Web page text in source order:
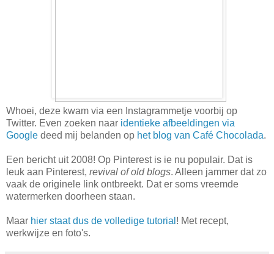
Whoei, deze kwam via een Instagrammetje voorbij op
Twitter. Even zoeken naar identieke afbeeldingen via
Google deed mij belanden op het blog van Café Chocolada.
Een bericht uit 2008! Op Pinterest is ie nu populair. Dat is
leuk aan Pinterest, revival of old blogs. Alleen jammer dat zo
vaak de originele link ontbreekt. Dat er soms vreemde
watermerken doorheen staan.
Maar hier staat dus de volledige tutorial ! Met recept,
werkwijze en foto's.